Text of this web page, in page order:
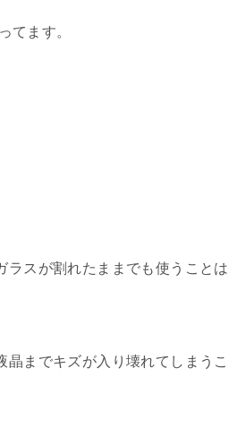
てます。
ラスが割れたままでも使うことは
までキズが入り壊れてしまうこ